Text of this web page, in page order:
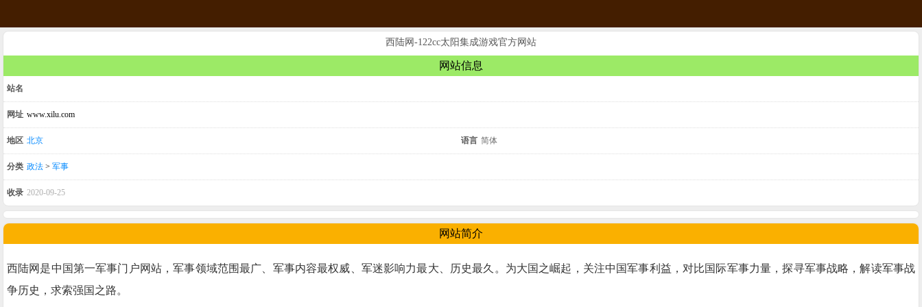
西陆网-122cc太阳集成游戏官方网站
网站信息
站名
网址 www.xilu.com
地区 北京 语言 简体
分类 政法 > 军事
收录 2020-09-25
网站简介
西陆网是中国第一军事门户网站，军事领域范围最广、军事内容最权威、军迷影响力最大、历史最久。为大国之崛起，关注中国军事利益，对比国际军事力量，探寻军事战略，解读军事战
争历史，求索强国之路。